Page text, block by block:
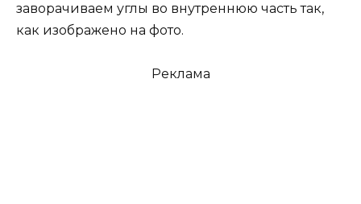
заворачиваем углы во внутреннюю часть так,
как изображено на фото.
Реклама